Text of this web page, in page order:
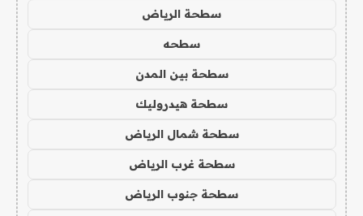
سطحة الرياض
سطحه
سطحة بين المدن
سطحة هيدروليك
سطحة شمال الرياض
سطحة غرب الرياض
سطحة جنوب الرياض